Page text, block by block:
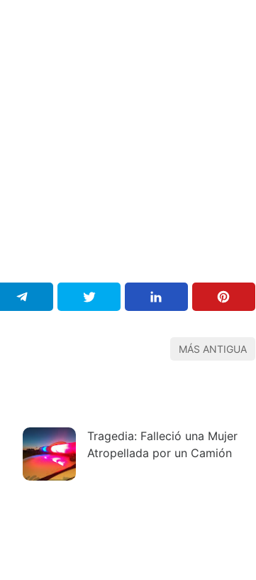
MÁS ANTIGUA
Tragedia: Falleció una Mujer
Atropellada por un Camión